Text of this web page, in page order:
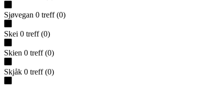
Sjøvegan 0 treff (0)
Skei 0 treff (0)
Skien 0 treff (0)
Skjåk 0 treff (0)